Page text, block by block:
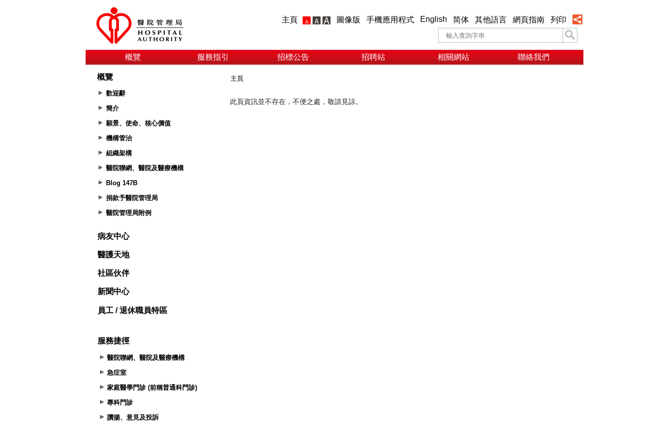
主頁 圖像版 手機應用程式 English 简体 其他語言 網頁指南 列印
概覽 服務指引 招標公告 招聘站 相關網站 聯絡我們
概覽
歡迎辭
簡介
願景、使命、核心價值
機構管治
組織架構
醫院聯網、醫院及醫療機構
Blog 147B
捐款予醫院管理局
醫院管理局附例
病友中心
醫護天地
社區伙伴
新聞中心
員工 / 退休職員特區
服務捷徑
醫院聯網、醫院及醫療機構
急症室
家庭醫學門診 (前稱普通科門診)
專科門診
讚揚、意見及投訴
主頁